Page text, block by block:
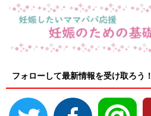
フォローして最新情報を受け取ろう！